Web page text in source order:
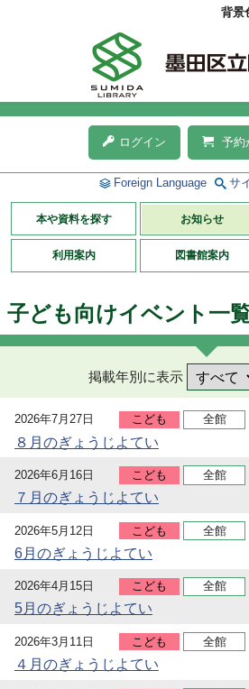
背景
ログイン 予約
Foreign Language サ
本や資料を探す お知らせ
利用案内 図書館案内
子ども向けイベント一
掲載年別に表示
2026年7月27日 こども 全館
８月のぎょうじよてい
2026年6月16日 こども 全館
７月のぎょうじよてい
2026年5月12日 こども 全館
6月のぎょうじよてい
2026年4月15日 こども 全館
5月のぎょうじよてい
2026年3月11日 こども 全館
４月のぎょうじよてい